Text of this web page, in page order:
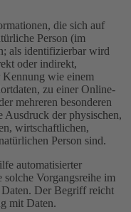
die sich auf
Person (im
als identifizierbar wird
oder indirekt,
Kennung wie einem
zu einer Online-
mehreren besonderen
der physischen,
wirtschaftlichen,
Person sind.
automatisierter
solche Vorgangsreihe im
Daten. Der Begriff reicht
mit Daten.